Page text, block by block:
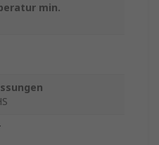
min.